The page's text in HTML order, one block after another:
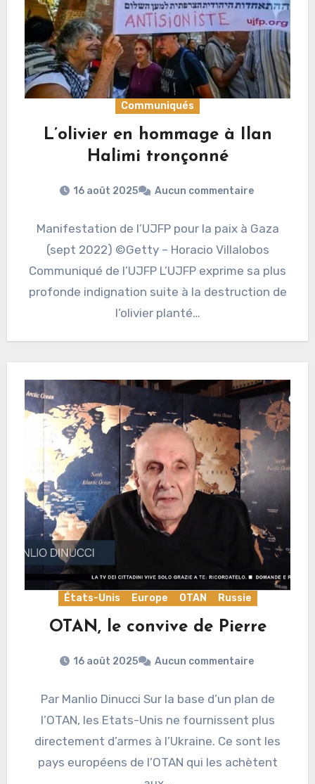
Communiqués
L’olivier en hommage à Ilan
Halimi tronçonné
16 août 2025 Aucun commentaire
Manifestation de l’UJFP pour la paix à Gaza
(sept 2022) ©Getty – Horacio Villalobos
Communiqué de l’UJFP L’UJFP exprime sa plus
profonde indignation suite à la destruction de
l’olivier planté…
États-Unis Europe OTAN Russie
OTAN, le convive de Pierre
16 août 2025 Aucun commentaire
Par Manlio Dinucci Sur la base d’un plan de
l’OTAN, les Etats-Unis ne fournissent plus
directement d’armes à l’Ukraine. Ce sont les
pays européens de l’OTAN qui les achètent